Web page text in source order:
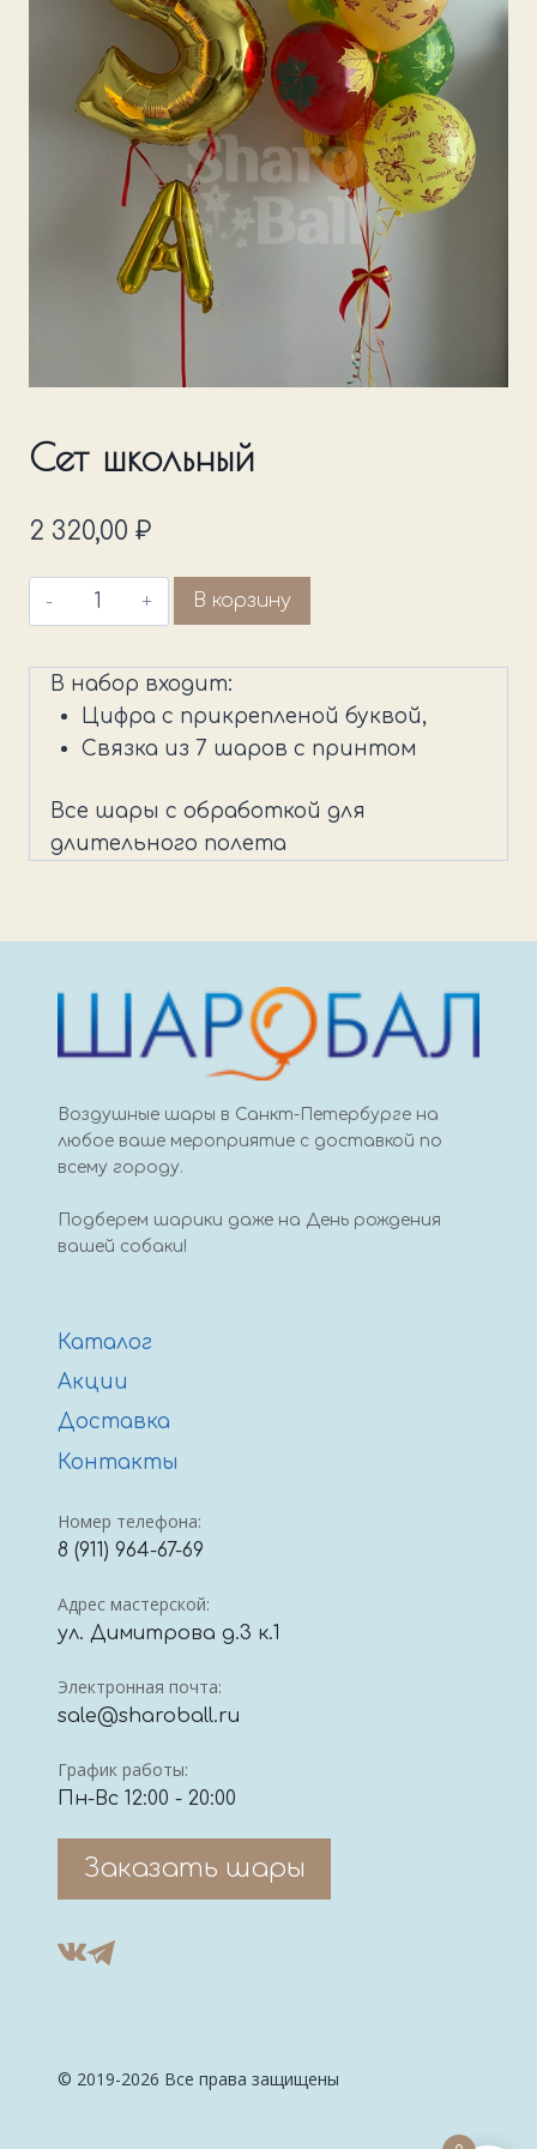
Сет школьный
2 320,00 ₽
Количество
товара
школьный
В корзину
В набор входит:
Цифра с прикрепленой буквой,
Связка из 7 шаров с принтом
Все шары с обработкой для
длительного полета
Воздушные шары в Санкт-Петербурге на
любое ваше мероприятие с доставкой по
всему городу.
Подберем шарики даже на День рождения
вашей собаки!
Каталог
Акции
Доставка
Контакты
Номер телефона:
8 (911) 964-67-69
Адрес мастерской:
ул. Димитрова д.3 к.1
Электронная почта:
sale@sharoball.ru
График работы:
Пн-Вс 12:00 - 20:00
Заказать шары
© 2019-2026 Все права защищены